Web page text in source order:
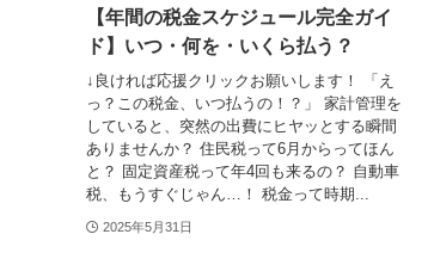
【年間の税金スケジュール完全ガイ
ド】いつ・何を・いくら払う？
↓良ければ応援クリックお願いします！ 「え
っ？この税金、いつ払うの！？」 家計管理を
していると、突然の出費にヒヤッとする瞬間
ありませんか？ 住民税って6月からってほん
と？ 固定資産税って年4回も来るの？ 自動車
税、もうすぐじゃん…！ 税金って時期...
2025年5月31日